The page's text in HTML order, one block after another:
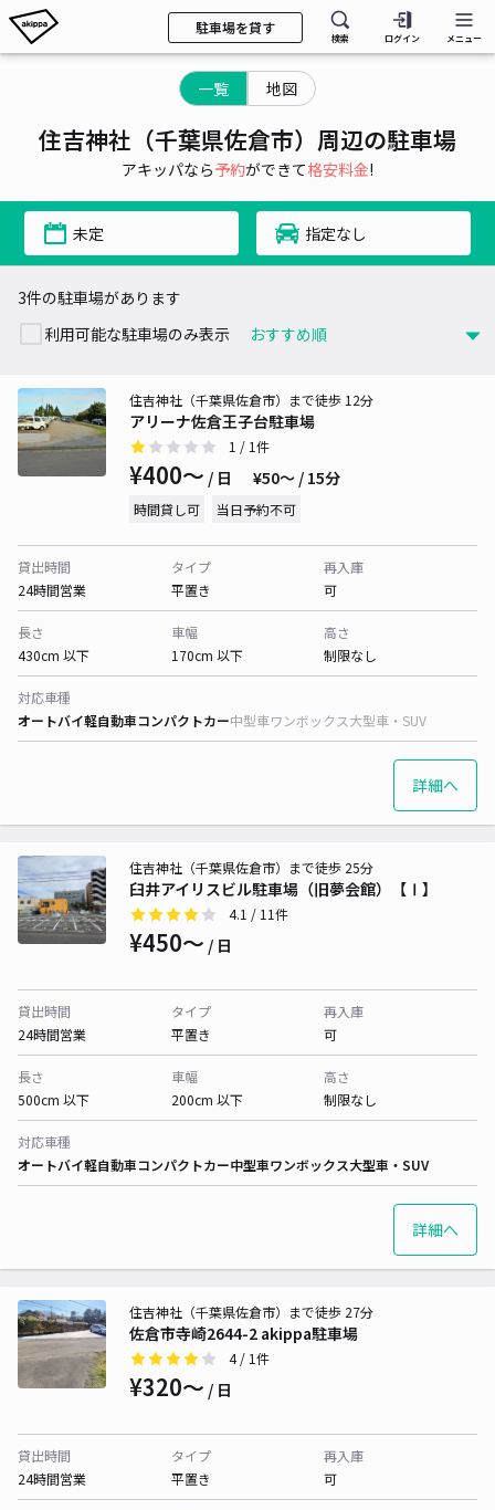
駐車場を貸す
検索 ログイン メニュー
一覧 地図
住吉神社（千葉県佐倉市）周辺の駐車場
アキッパなら予約ができて格安料金!
未定 指定なし
3件の駐車場があります
利用可能な駐車場のみ表示
アリーナ佐倉王子台駐車場
住吉神社（千葉県佐倉市）まで徒歩 12分
1 / 1件
¥400〜 / 日 ¥50〜 / 15分
時間貸し可 当日予約不可
貸出時間
24時間営業
タイプ
平置き
再入庫
可
長さ
430cm 以下
車幅
170cm 以下
高さ
制限なし
対応車種
オートバイ軽自動車コンパクトカー中型車ワンボックス大型車・SUV
詳細へ
臼井アイリスビル駐車場（旧夢会館）【Ⅰ】
住吉神社（千葉県佐倉市）まで徒歩 25分
4.1 / 11件
¥450〜 / 日
貸出時間
24時間営業
タイプ
平置き
再入庫
可
長さ
500cm 以下
車幅
200cm 以下
高さ
制限なし
対応車種
オートバイ軽自動車コンパクトカー中型車ワンボックス大型車・SUV
詳細へ
佐倉市寺崎2644-2 akippa駐車場
住吉神社（千葉県佐倉市）まで徒歩 27分
4/ 1件
¥320〜 / 日
貸出時間
24時間営業
タイプ
平置き
再入庫
可